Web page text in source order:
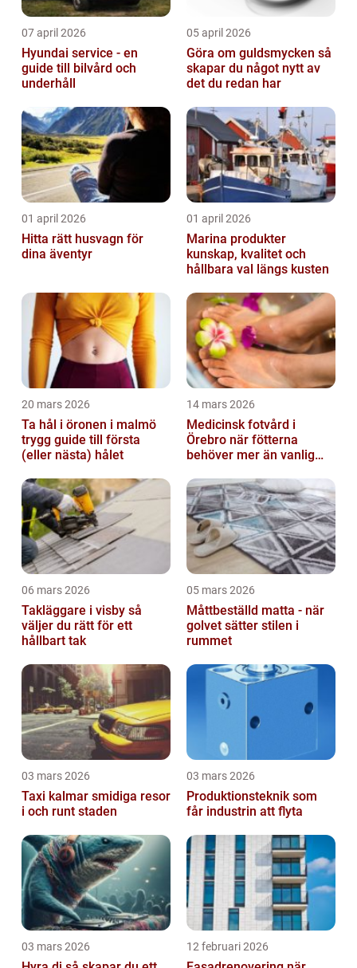
07 april 2026
Hyundai service - en
guide till bilvård och
underhåll
05 april 2026
Göra om guldsmycken så
skapar du något nytt av
det du redan har
01 april 2026
Hitta rätt husvagn för
dina äventyr
01 april 2026
Marina produkter
kunskap, kvalitet och
hållbara val längs kusten
20 mars 2026
Ta hål i öronen i malmö
trygg guide till första
(eller nästa) hålet
14 mars 2026
Medicinsk fotvård i
Örebro när fötterna
behöver mer än vanlig
06 mars 2026
Takläggare i visby så
väljer du rätt för ett
hållbart tak
05 mars 2026
Måttbeställd matta - när
golvet sätter stilen i
rummet
03 mars 2026
Taxi kalmar smidiga resor
i och runt staden
03 mars 2026
Produktionsteknik som
får industrin att flyta
03 mars 2026 12 februari 2026